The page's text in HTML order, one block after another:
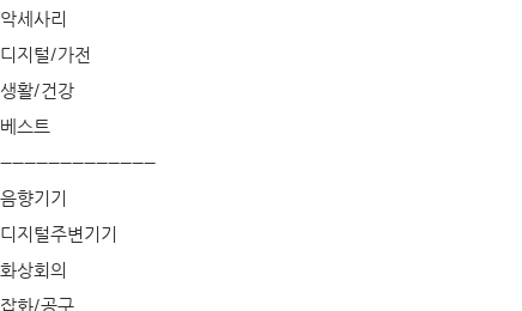
악세사리
디지털/가전
생활/건강
베스트
--------------------------
음향기기
디지털주변기기
화상회의
잡화/공구